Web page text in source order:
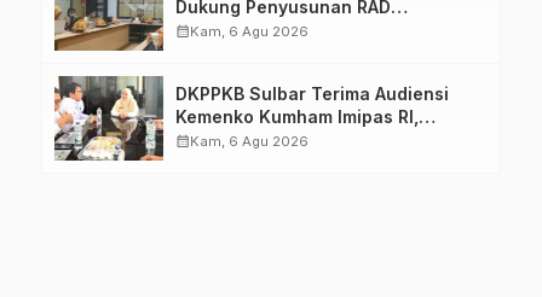
Dukung Penyusunan RAD
TPB/SDGs Sulawesi Barat
calendar_monthKam, 6 Agu 2026
DKPPKB Sulbar Terima Audiensi
Kemenko Kumham Imipas RI,
Perkuat Pelayanan Kesehatan bagi
calendar_monthKam, 6 Agu 2026